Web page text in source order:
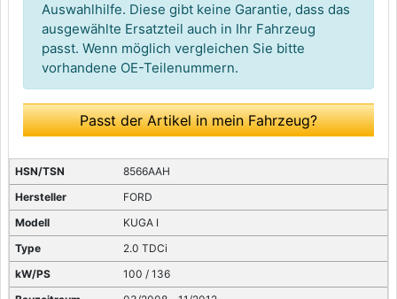
Auswahlhilfe. Diese gibt keine Garantie, dass das
ausgewählte Ersatzteil auch in Ihr Fahrzeug
passt. Wenn möglich vergleichen Sie bitte
vorhandene OE-Teilenummern.
Passt der Artikel in mein Fahrzeug?
8566AAH
FORD
KUGA I
2.0 TDCi
100 / 136